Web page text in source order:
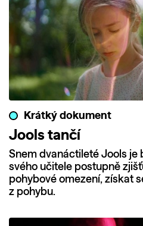
Krátký dokument
Jools tančí
Snem dvanáctileté Jools je
svého učitele postupně
pohybové omezení, získat
z pohybu.